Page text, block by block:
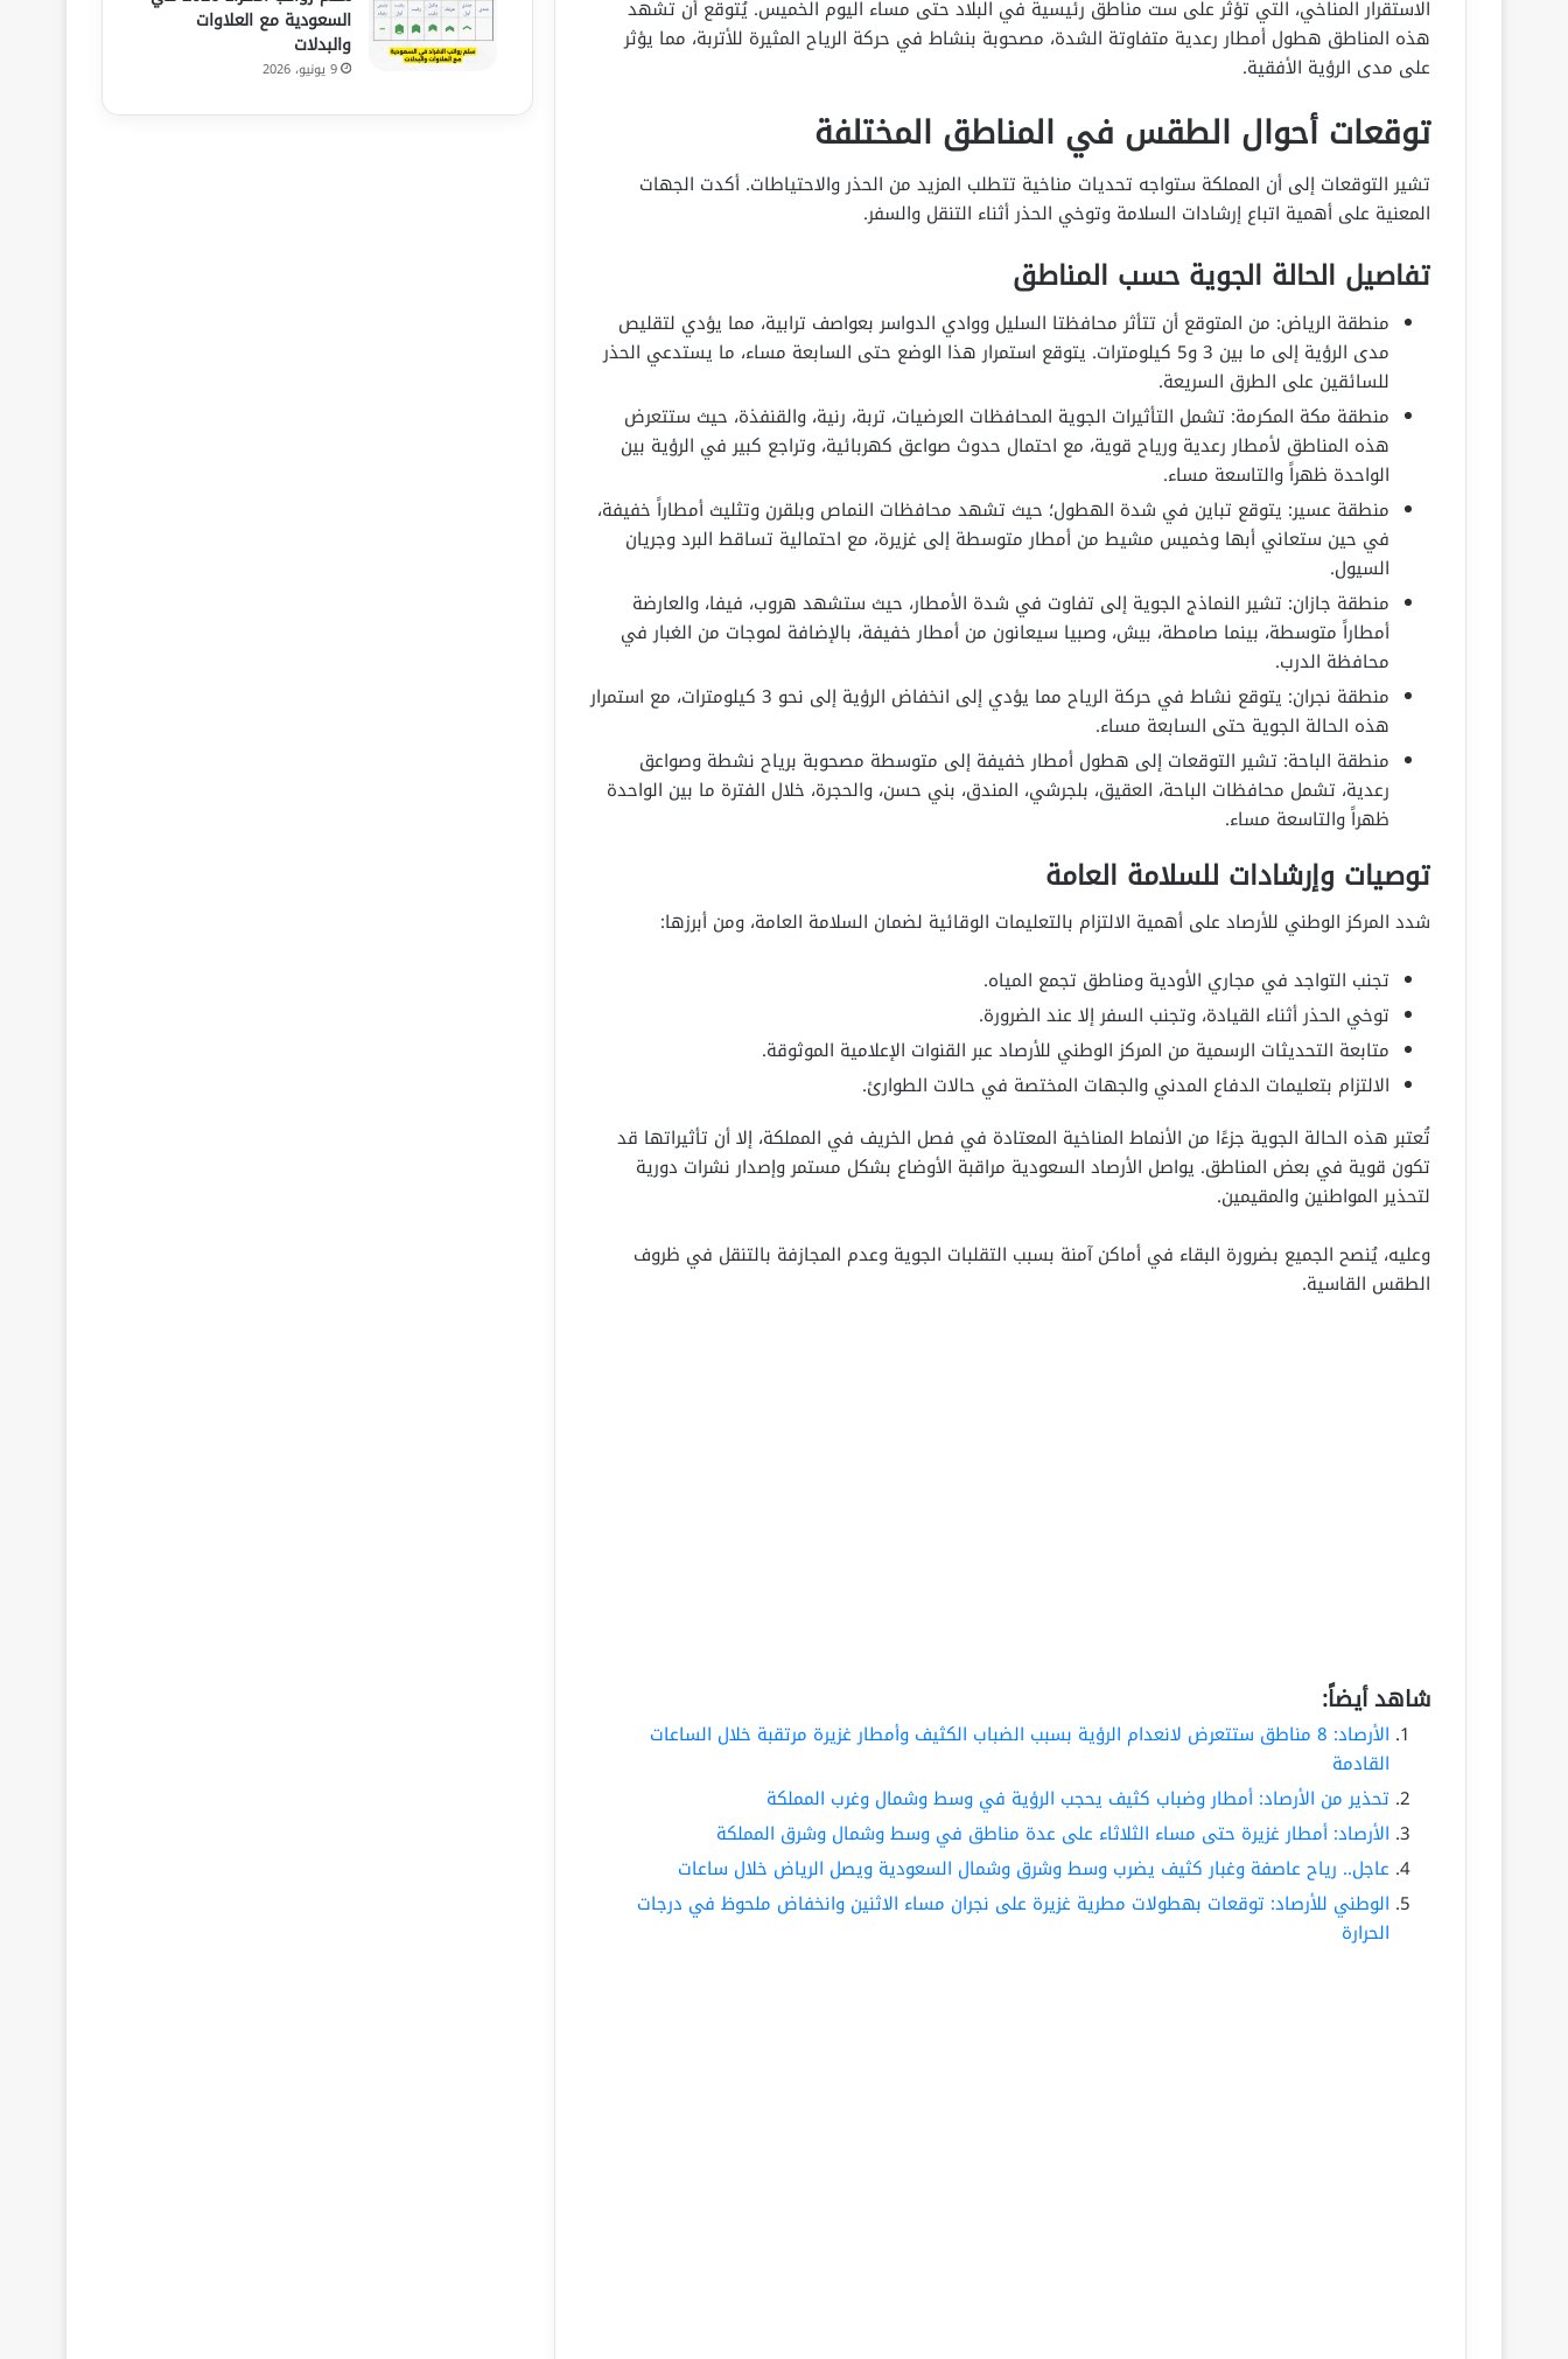
الاستقرار المناخي، التي تؤثر على ست مناطق رئيسية في البلاد حتى مساء اليوم الخميس. يُتوقع أن تشهد
هذه المناطق هطول أمطار رعدية متفاوتة الشدة، مصحوبة بنشاط في حركة الرياح المثيرة للأتربة، مما يؤثر
على مدى الرؤية الأفقية.
توقعات أحوال الطقس في المناطق المختلفة
تشير التوقعات إلى أن المملكة ستواجه تحديات مناخية تتطلب المزيد من الحذر والاحتياطات. أكدت الجهات
المعنية على أهمية اتباع إرشادات السلامة وتوخي الحذر أثناء التنقل والسفر.
تفاصيل الحالة الجوية حسب المناطق
منطقة الرياض: من المتوقع أن تتأثر محافظتا السليل ووادي الدواسر بعواصف ترابية، مما يؤدي لتقليص
مدى الرؤية إلى ما بين 3 و5 كيلومترات. يتوقع استمرار هذا الوضع حتى السابعة مساء، ما يستدعي الحذر
للسائقين على الطرق السريعة.
منطقة مكة المكرمة: تشمل التأثيرات الجوية المحافظات العرضيات، تربة، رنية، والقنفذة، حيث ستتعرض
هذه المناطق لأمطار رعدية ورياح قوية، مع احتمال حدوث صواعق كهربائية، وتراجع كبير في الرؤية بين
الواحدة ظهراً والتاسعة مساء.
منطقة عسير: يتوقع تباين في شدة الهطول؛ حيث تشهد محافظات النماص وبلقرن وتثليث أمطاراً خفيفة،
في حين ستعاني أبها وخميس مشيط من أمطار متوسطة إلى غزيرة، مع احتمالية تساقط البرد وجريان
السيول.
منطقة جازان: تشير النماذج الجوية إلى تفاوت في شدة الأمطار، حيث ستشهد هروب، فيفا، والعارضة
أمطاراً متوسطة، بينما صامطة، بيش، وصبيا سيعانون من أمطار خفيفة، بالإضافة لموجات من الغبار في
محافظة الدرب.
منطقة نجران: يتوقع نشاط في حركة الرياح مما يؤدي إلى انخفاض الرؤية إلى نحو 3 كيلومترات، مع استمرار
هذه الحالة الجوية حتى السابعة مساء.
منطقة الباحة: تشير التوقعات إلى هطول أمطار خفيفة إلى متوسطة مصحوبة برياح نشطة وصواعق
رعدية، تشمل محافظات الباحة، العقيق، بلجرشي، المندق، بني حسن، والحجرة، خلال الفترة ما بين الواحدة
ظهراً والتاسعة مساء.
توصيات وإرشادات للسلامة العامة
شدد المركز الوطني للأرصاد على أهمية الالتزام بالتعليمات الوقائية لضمان السلامة العامة، ومن أبرزها:
تجنب التواجد في مجاري الأودية ومناطق تجمع المياه.
توخي الحذر أثناء القيادة، وتجنب السفر إلا عند الضرورة.
متابعة التحديثات الرسمية من المركز الوطني للأرصاد عبر القنوات الإعلامية الموثوقة.
الالتزام بتعليمات الدفاع المدني والجهات المختصة في حالات الطوارئ.
تُعتبر هذه الحالة الجوية جزءًا من الأنماط المناخية المعتادة في فصل الخريف في المملكة، إلا أن تأثيراتها قد
تكون قوية في بعض المناطق. يواصل الأرصاد السعودية مراقبة الأوضاع بشكل مستمر وإصدار نشرات دورية
لتحذير المواطنين والمقيمين.
وعليه، يُنصح الجميع بضرورة البقاء في أماكن آمنة بسبب التقلبات الجوية وعدم المجازفة بالتنقل في ظروف
الطقس القاسية.
شاهد أيضاً:
الأرصاد: 8 مناطق ستتعرض لانعدام الرؤية بسبب الضباب الكثيف وأمطار غزيرة مرتقبة خلال الساعات
القادمة
تحذير من الأرصاد: أمطار وضباب كثيف يحجب الرؤية في وسط وشمال وغرب المملكة
الأرصاد: أمطار غزيرة حتى مساء الثلاثاء على عدة مناطق في وسط وشمال وشرق المملكة
عاجل.. رياح عاصفة وغبار كثيف يضرب وسط وشرق وشمال السعودية ويصل الرياض خلال ساعات
الوطني للأرصاد: توقعات بهطولات مطرية غزيرة على نجران مساء الاثنين وانخفاض ملحوظ في درجات
الحرارة
السعودية مع العلاوات
والبدلات
9 يونيو، 2026